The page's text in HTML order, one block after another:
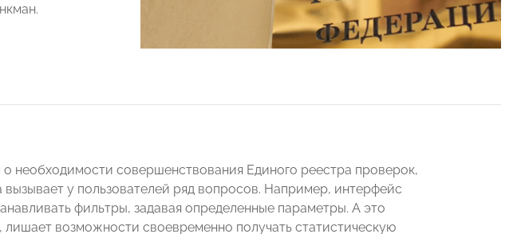
необходимости совершенствования Единого реестра проверок,
у пользователей ряд вопросов. Например, интерфейс
фильтры, задавая определенные параметры. А это
возможности своевременно получать статистическую